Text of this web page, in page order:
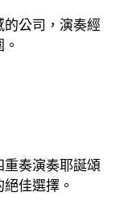
公司，演奏經
奏演奏耶誕頌
佳選擇。